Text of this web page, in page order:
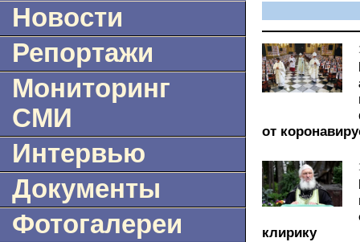
Новости
Репортажи
Мониторинг
СМИ
Интервью
Документы
Фотогалереи
от
клирику